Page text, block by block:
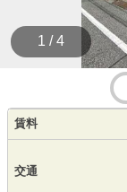
1 / 4
賃料
交通